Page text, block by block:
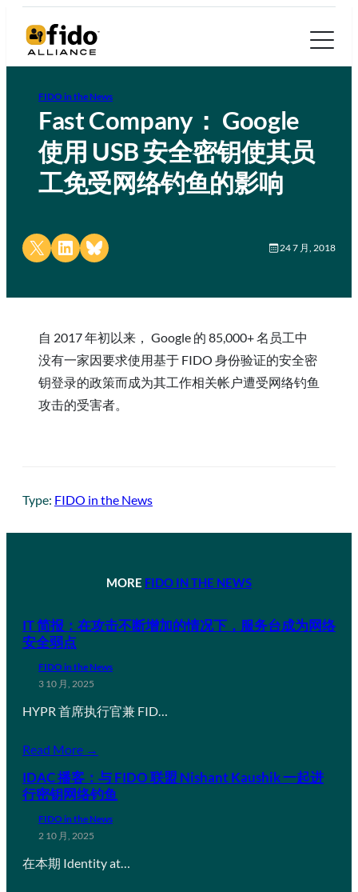
FIDO in the News
Fast Company： Google
使用 USB 安全密钥使其员
工免受网络钓鱼的影响
Share on X Share on LinkedIn
Share on Bluesky 24 7 月, 2018
自 2017 年初以来， Google 的 85,000+ 名员工中
没有一家因要求使用基于 FIDO 身份验证的安全密
钥登录的政策而成为其工作相关帐户遭受网络钓鱼
攻击的受害者。
Type: FIDO in the News
MORE FIDO IN THE NEWS
IT 简报：在攻击不断增加的情况下，服务台成为网络
安全弱点
FIDO in the News
3 10 月, 2025
HYPR 首席执行官兼 FID…
Read More →
IDAC 播客：与 FIDO 联盟 Nishant Kaushik 一起进
行密钥网络钓鱼
FIDO in the News
2 10 月, 2025
在本期 Identity at…